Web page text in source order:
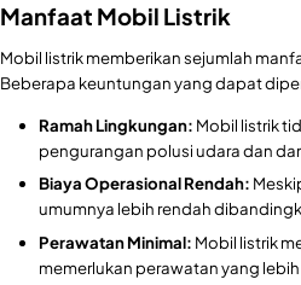
Manfaat Mobil Listrik
Mobil listrik memberikan sejumlah
Beberapa keuntungan yang dapat
Ramah Lingkungan: Mobil listrik
pengurangan polusi udara dan
Biaya Operasional Rendah:
umumnya lebih rendah
Perawatan Minimal: Mobil listrik
memerlukan perawatan yang